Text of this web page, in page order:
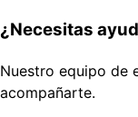
¿Necesitas
Nuestro equipo de
acompañarte.